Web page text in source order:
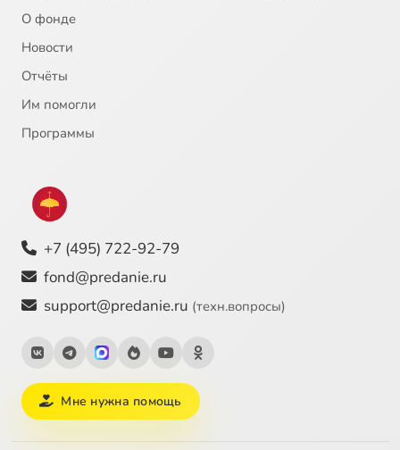
О фонде
Новости
Отчёты
Им помогли
Программы
+7 (495) 722-92-79
fond@predanie.ru
support@predanie.ru (техн.вопросы)
Мне нужна помощь